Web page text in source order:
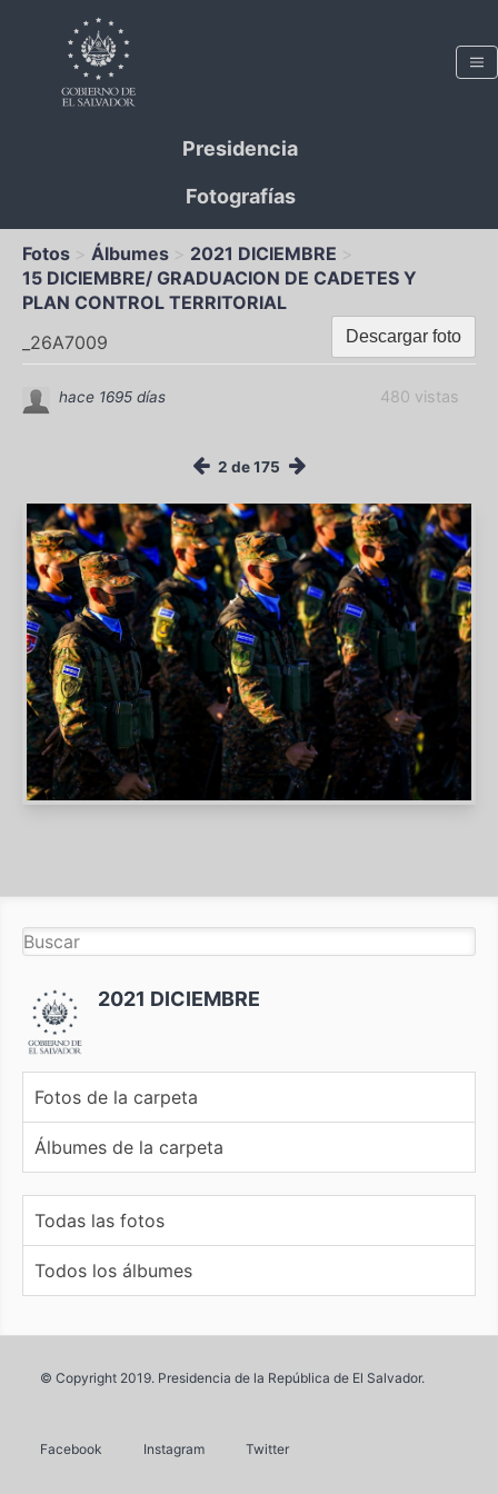
Presidencia
Fotografías
Fotos Álbumes
2021 DICIEMBRE
15 DICIEMBRE/ GRADUACION DE CADETES Y
PLAN CONTROL TERRITORIAL
Descargar foto
_26A7009
480 vistas
hace 1695 días
2 de 175
2021 DICIEMBRE
Fotos de la carpeta
Álbumes de la carpeta
Todas las fotos
Todos los álbumes
© Copyright 2019. Presidencia de la República de El Salvador.
Facebook Instagram Twitter